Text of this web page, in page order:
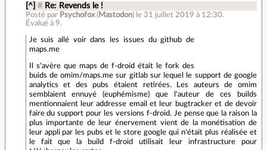
[^] # Re: Revends le !
Posté par Psychofox(Mastodon) le 31 juillet 2019 à 12:30.
Évalué à 9.
Je suis allé voir dans les issues du github de
maps.me
Il s'avère que maps de f-droid était le fork des
buids de omim/maps.me sur gitlab sur lequel le support de google
analytics et des pubs étaient retirées. Les auteurs de omim
semblaient ennuyé (euphémisme) que l'auteur de ces builds
mentionnaient leur addresse email et leur bugtracker et de devoir
faire du support pour les versions f-droid. Je pense que la raison la
plus importante de leur énervement vient de la monétisation de
leur appli par les pubs et le store google qui n'était plus réalisée et
le fait que la build f-droid utilisait leur infrastructure pour